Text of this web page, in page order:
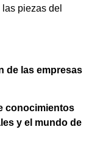
piezas del
de las empresas
conocimientos
y el mundo de